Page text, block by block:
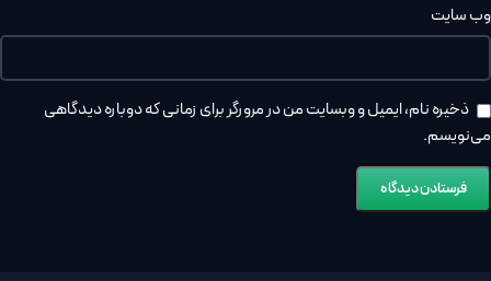
وب‌ سایت
ذخیره نام، ایمیل و وبسایت من در مرورگر برای زمانی که دوباره دیدگاهی
می‌نویسم.